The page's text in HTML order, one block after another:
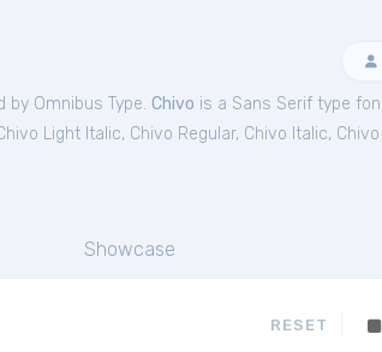
by Omnibus Type. Chivo is a Sans Serif type
Light Italic, Chivo Regular, Chivo Italic,
Showcase
RESET